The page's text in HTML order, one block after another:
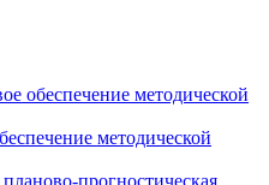
обеспечение методической
методической
прогностическая